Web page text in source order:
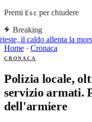
Premi Esc per chiudere
Breaking
il caldo allenta la
Home · Cronaca
CRONACA
Polizia locale,
servizio armati.
dell'armiere